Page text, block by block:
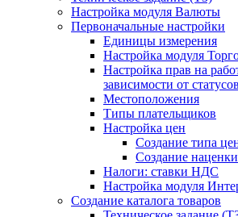
Настройка модуля Валюты
Первоначальные настройки
Единицы измерения
Настройка модуля
Настройка прав на
зависимости от
Местоположения
Типы плательщиков
Настройка цен
Создание типа
Создание наценки
Налоги: ставки НДС
Настройка модуля
Создание каталога товаров